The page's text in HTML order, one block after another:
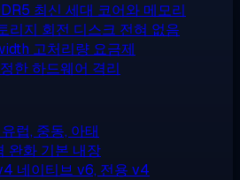
최신 세대 코어와 메모리
리지 회전 디스크 전혀 없음
고처리량 요금제
한 하드웨어 격리
럽, 중동, 아태
완화 기본 내장
네이티브 v6, 전용 v4